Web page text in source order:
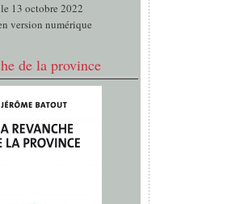
13 octobre 2022
version numérique
de la province